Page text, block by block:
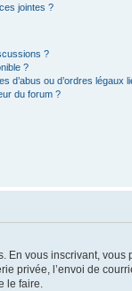
jointes ?
?
?
d’abus ou d’ordres légaux
du forum ?
En vous inscrivant,
privée, l’envoi de
le faire.